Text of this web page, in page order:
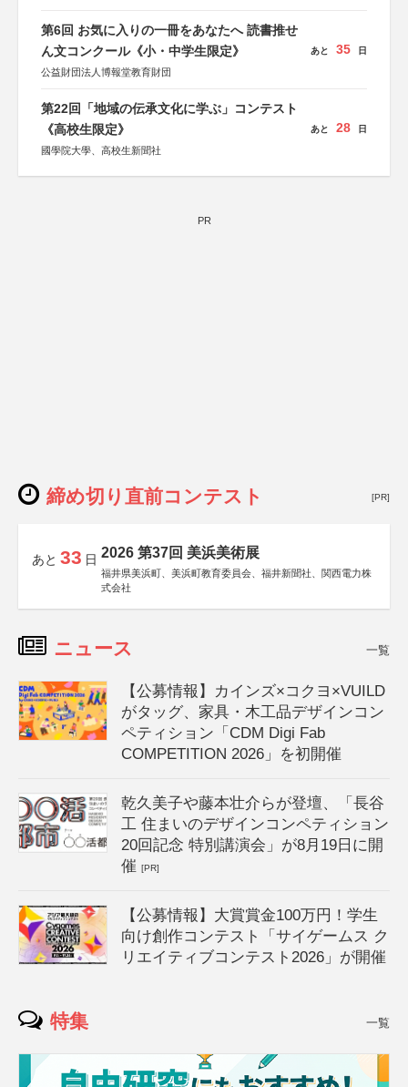
第6回 お気に入りの一冊をあなたへ 読書推せ
ん文コンクール《小・中学生限定》
公益財団法人博報堂教育財団
あと 35 日
第22回「地域の伝承文化に学ぶ」コンテスト
《高校生限定》
國學院大學、高校生新聞社
あと 28 日
PR
締め切り直前コンテスト [PR]
あと 33 日 2026 第37回 美浜美術展
福井県美浜町、美浜町教育委員会、福井新聞社、関西電力株
式会社
ニュース 一覧
【公募情報】カインズ×コクヨ×VUILD
がタッグ、家具・木工品デザインコン
ペティション「CDM Digi Fab
COMPETITION 2026」を初開催
乾久美子や藤本壮介らが登壇、「長谷
工 住まいのデザインコンペティション
20回記念 特別講演会」が8月19日に開
催[PR]
【公募情報】大賞賞金100万円！学生
向け創作コンテスト「サイゲームス ク
リエイティブコンテスト2026」が開催
特集 一覧